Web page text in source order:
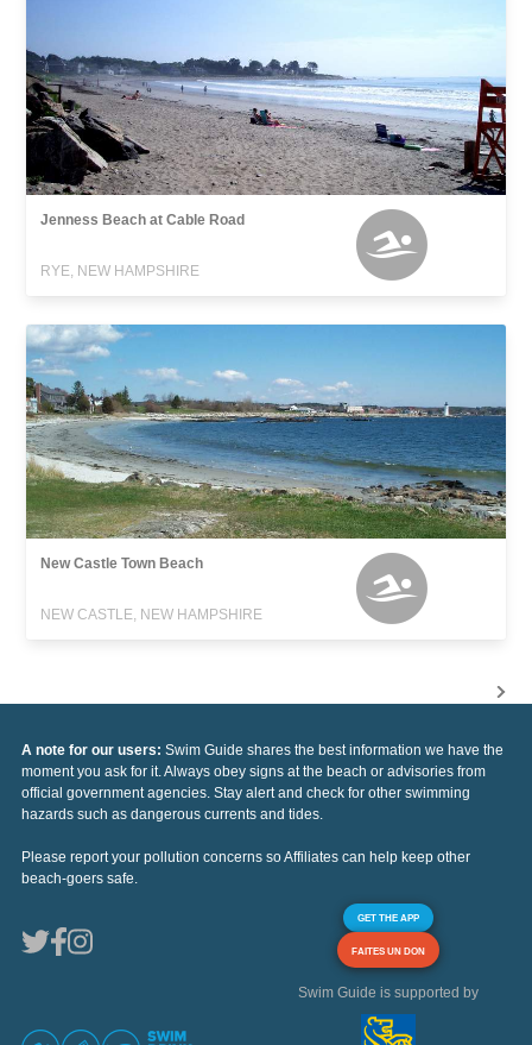
Jenness Beach at Cable Road
RYE, NEW HAMPSHIRE
New Castle Town Beach
NEW CASTLE, NEW HAMPSHIRE
A note for our users: Swim Guide shares the best information we have the
moment you ask for it. Always obey signs at the beach or advisories from
official government agencies. Stay alert and check for other swimming
hazards such as dangerous currents and tides.
Please report your pollution concerns so Affiliates can help keep other
beach-goers safe.
GET THE APP
FAITES UN DON
Swim Guide is supported by